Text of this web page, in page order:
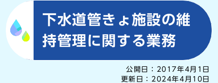
下水道管きょ施設の維
持管理に関する業務
公開日：
2017年4月1日
更新日： 2024年4月10日